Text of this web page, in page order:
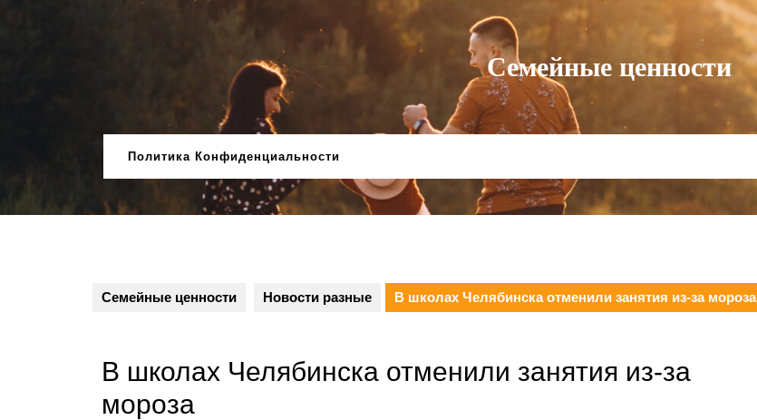
Семейные ценности
Политика Конфиденциальности
Семейные ценности Новости разные В школах Челябинска отменили занятия из-за мороза
В школах Челябинска отменили занятия из-за
мороза